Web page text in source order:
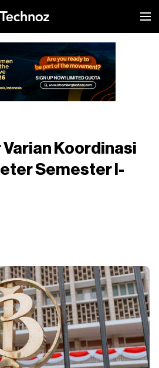
Varian Koordinasi
Semester I-